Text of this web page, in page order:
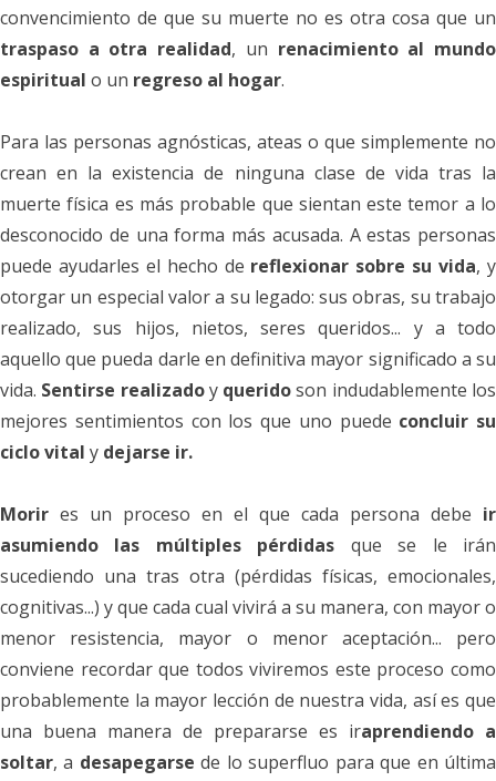
convencimiento de que su muerte no es otra cosa que un
traspaso a otra realidad, un renacimiento al mundo
espiritual o un regreso al hogar.
Para las personas agnósticas, ateas o que simplemente no
crean en la existencia de ninguna clase de vida tras la
muerte física es más probable que sientan este temor a lo
desconocido de una forma más acusada. A estas personas
puede ayudarles el hecho de reflexionar sobre su vida, y
otorgar un especial valor a su legado: sus obras, su trabajo
realizado, sus hijos, nietos, seres queridos... y a todo
aquello que pueda darle en definitiva mayor significado a su
vida. Sentirse realizadoyqueridoson indudablemente los
mejores sentimientos con los que uno puede concluir su
ciclo vital y dejarse ir.
Morir es un proceso en el que cada persona debe ir
asumiendo las múltiples pérdidas que se le irán
sucediendo una tras otra (pérdidas físicas, emocionales,
cognitivas...) y que cada cual vivirá a su manera, con mayor o
menor resistencia, mayor o menor aceptación... pero
conviene recordar que todos viviremos este proceso como
probablemente la mayor lección de nuestra vida, así es que
una buena manera de prepararse es iraprendiendo a
soltar, a desapegarsede lo superfluo para que en última